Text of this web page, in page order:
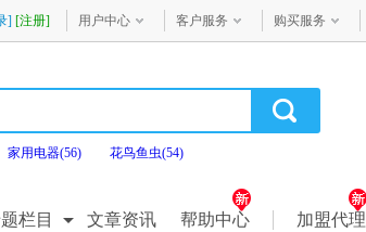
] [注册] 用户中心 客户服务 购买服务
家用电器(56) 花鸟鱼虫(54)
栏目 文章资讯 帮助中心 加盟代理